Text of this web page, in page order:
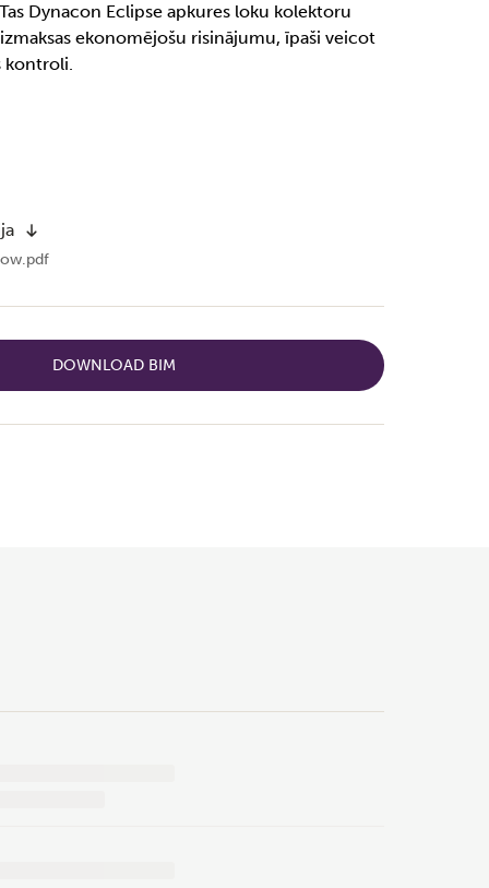
Dynacon Eclipse apkures loku kolektoru
ekonomējošu risinājumu, īpaši veicot
kontroli.
DOWNLOAD BIM